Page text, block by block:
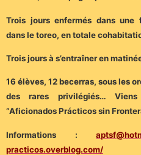
Trois jours enfermés dans une
dans le toreo, en totale
Trois jours à s’entraîner en
16 élèves, 12 becerras, sous les
des rares privilégiés…
“Aficionados Prácticos sin
Informations :
practicos.overblog.com/